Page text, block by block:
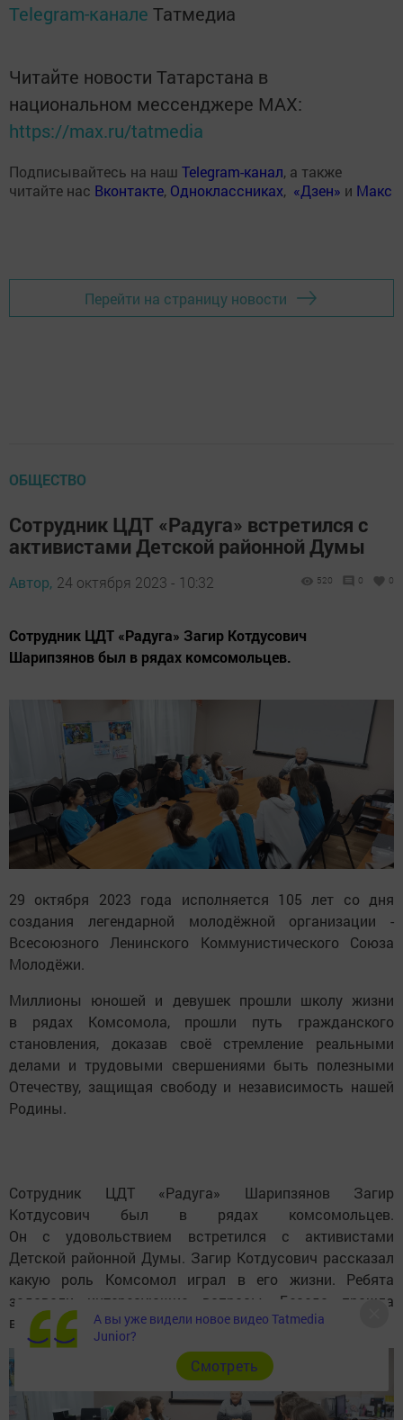
Telegram-канале Татмедиа
Читайте новости Татарстана в
национальном мессенджере MАХ:
https://max.ru/tatmedia
Подписывайтесь на наш Telegram-канал, а также
читайте нас Вконтакте, Одноклассниках, «Дзен» и Макс
Перейти на страницу новости
ОБЩЕСТВО
Сотрудник ЦДТ «Радуга» встретился с
активистами Детской районной Думы
Автор, 24 октября 2023 - 10:32 520 0 0
Сотрудник ЦДТ «Радуга» Загир Котдусович
Шарипзянов был в рядах комсомольцев.
29 октября 2023 года исполняется 105 лет со дня
создания легендарной молодёжной организации -
Всесоюзного Ленинского Коммунистического Союза
Молодёжи.
Миллионы юношей и девушек прошли школу жизни
в рядах Комсомола, прошли путь гражданского
становления, доказав своё стремление реальными
делами и трудовыми свершениями быть полезными
Отечеству, защищая свободу и независимость нашей
Родины.
Сотрудник ЦДТ «Радуга» Шарипзянов Загир
Котдусович был в рядах комсомольцев.
Он с удовольствием встретился с активистами
Детской районной Думы. Загир Котдусович рассказал
какую роль Комсомол играл в его жизни. Ребята
задавали интересующие вопросы. Беседа прошла
в тёплой, дружеской обстановке.
А вы уже видели новое видео Tatmedia
Junior?
Cмотреть